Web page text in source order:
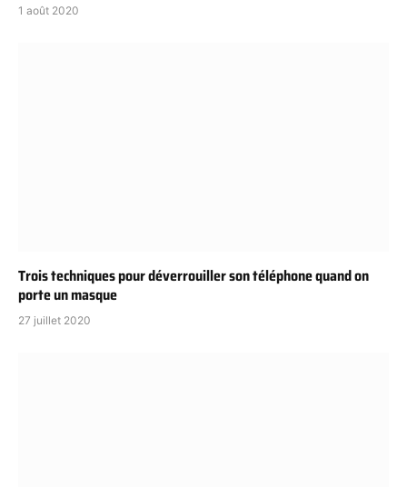
1 août 2020
Trois techniques pour déverrouiller son téléphone quand on
porte un masque
27 juillet 2020